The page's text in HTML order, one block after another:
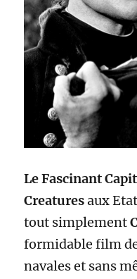
Le Fascinant
Creaturesaux
tout simplement
formidable film
navales et sans